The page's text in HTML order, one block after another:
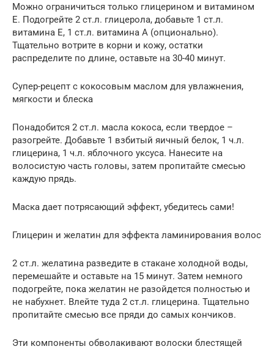
Можно ограничиться только глицерином и витамином
Е. Подогрейте 2 ст.л. глицерола, добавьте 1 ст.л.
витамина Е, 1 ст.л. витамина А (опционально).
Тщательно вотрите в корни и кожу, остатки
распределите по длине, оставьте на 30-40 минут.
Супер-рецепт с кокосовым маслом для увлажнения,
мягкости и блеска
Понадобится 2 ст.л. масла кокоса, если твердое –
разогрейте. Добавьте 1 взбитый яичный белок, 1 ч.л.
глицерина, 1 ч.л. яблочного уксуса. Нанесите на
волосистую часть головы, затем пропитайте смесью
каждую прядь.
Маска дает потрясающий эффект, убедитесь сами!
Глицерин и желатин для эффекта ламинирования волос
2 ст.л. желатина разведите в стакане холодной воды,
перемешайте и оставьте на 15 минут. Затем немного
подогрейте, пока желатин не разойдется полностью и
не набухнет. Влейте туда 2 ст.л. глицерина. Тщательно
пропитайте смесью все пряди до самых кончиков.
Эти компоненты обволакивают волоски блестящей